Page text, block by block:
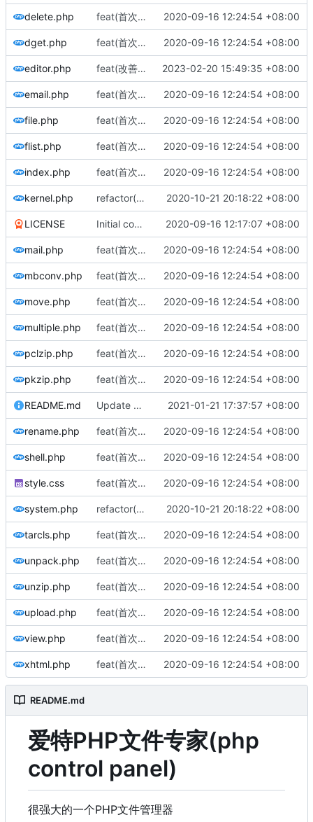
delete.php feat(首次发布): 添加项目文件 2020-09-16 12:24:54 +08:00
dget.php feat(首次发布): 添加项目文件 2020-09-16 12:24:54 +08:00
editor.php feat(改善兼容): 针对PHP7.4废弃函数get_magic_quotes_gpc进行处理 2023-02-20 15:49:35 +08:00
email.php feat(首次发布): 添加项目文件 2020-09-16 12:24:54 +08:00
file.php feat(首次发布): 添加项目文件 2020-09-16 12:24:54 +08:00
flist.php feat(首次发布): 添加项目文件 2020-09-16 12:24:54 +08:00
index.php feat(首次发布): 添加项目文件 2020-09-16 12:24:54 +08:00
kernel.php refactor(优化代码): 优化代码 2020-10-21 20:18:22 +08:00
LICENSE Initial commit 2020-09-16 12:17:07 +08:00
mail.php feat(首次发布): 添加项目文件 2020-09-16 12:24:54 +08:00
mbconv.php feat(首次发布): 添加项目文件 2020-09-16 12:24:54 +08:00
move.php feat(首次发布): 添加项目文件 2020-09-16 12:24:54 +08:00
multiple.php feat(首次发布): 添加项目文件 2020-09-16 12:24:54 +08:00
pclzip.php feat(首次发布): 添加项目文件 2020-09-16 12:24:54 +08:00
pkzip.php feat(首次发布): 添加项目文件 2020-09-16 12:24:54 +08:00
README.md Update README.md 2021-01-21 17:37:57 +08:00
rename.php feat(首次发布): 添加项目文件 2020-09-16 12:24:54 +08:00
shell.php feat(首次发布): 添加项目文件 2020-09-16 12:24:54 +08:00
style.css feat(首次发布): 添加项目文件 2020-09-16 12:24:54 +08:00
system.php refactor(优化代码): 优化代码 2020-10-21 20:18:22 +08:00
tarcls.php feat(首次发布): 添加项目文件 2020-09-16 12:24:54 +08:00
unpack.php feat(首次发布): 添加项目文件 2020-09-16 12:24:54 +08:00
unzip.php feat(首次发布): 添加项目文件 2020-09-16 12:24:54 +08:00
upload.php feat(首次发布): 添加项目文件 2020-09-16 12:24:54 +08:00
view.php feat(首次发布): 添加项目文件 2020-09-16 12:24:54 +08:00
xhtml.php feat(首次发布): 添加项目文件 2020-09-16 12:24:54 +08:00
README.md
爱特PHP文件专家(php
control panel)
很强大的一个PHP文件管理器